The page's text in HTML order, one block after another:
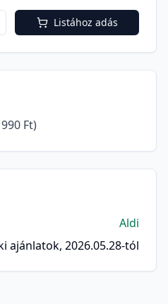
Listához adás
Ft)
Aldi
ajánlatok, 2026.05.28-tól